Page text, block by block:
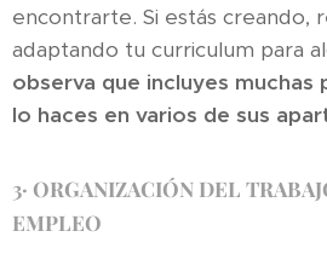
encontrarte. Si estás creando,
adaptando tu curriculum para
observa que incluyes muchas
lo haces en varios de sus
3· ORGANIZACIÓN DEL
EMPLEO